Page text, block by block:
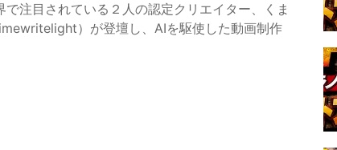
注目されている２人の認定クリエイター、くま
）が登壇し、AIを駆使した動画制作